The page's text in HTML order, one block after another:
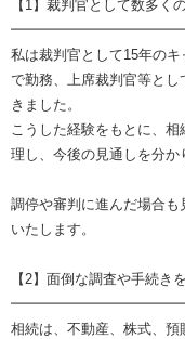
【1】裁判官として数多く
私は裁判官として15年の
で勤務、上席裁判官等と
きました。
こうした経験をもとに、
理し、今後の見通しを分か
調停や審判に進んだ場合
いたします。
【2】面倒な調査や手続き
相続は、不動産、株式、預